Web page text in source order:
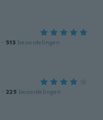
· 513 beoordelingen
· 225 beoordelingen